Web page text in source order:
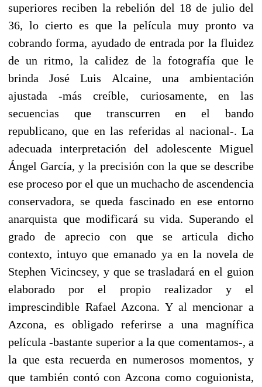
superiores reciben la rebelión del 18 de julio del
36, lo cierto es que la película muy pronto va
cobrando forma, ayudado de entrada por la fluidez
de un ritmo, la calidez de la fotografía que le
brinda José Luis Alcaine, una ambientación
ajustada -más creíble, curiosamente, en las
secuencias que transcurren en el bando
republicano, que en las referidas al nacional-. La
adecuada interpretación del adolescente Miguel
Ángel García, y la precisión con la que se describe
ese proceso por el que un muchacho de ascendencia
conservadora, se queda fascinado en ese entorno
anarquista que modificará su vida. Superando el
grado de aprecio con que se articula dicho
contexto, intuyo que emanado ya en la novela de
Stephen Vicincsey, y que se trasladará en el guion
elaborado por el propio realizador y el
imprescindible Rafael Azcona. Y al mencionar a
Azcona, es obligado referirse a una magnífica
película -bastante superior a la que comentamos-, a
la que esta recuerda en numerosos momentos, y
que también contó con Azcona como coguionista,